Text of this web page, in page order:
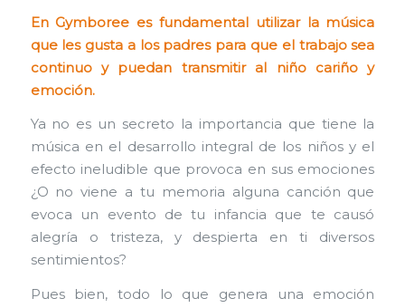
En Gymboree es fundamental utilizar la música
que les gusta a los padres para que el trabajo sea
continuo y puedan transmitir al niño cariño y
emoción.
Ya no es un secreto la importancia que tiene la
música en el desarrollo integral de los niños y el
efecto ineludible que provoca en sus emociones
¿O no viene a tu memoria alguna canción que
evoca un evento de tu infancia que te causó
alegría o tristeza, y despierta en ti diversos
sentimientos?
Pues bien, todo lo que genera una emoción